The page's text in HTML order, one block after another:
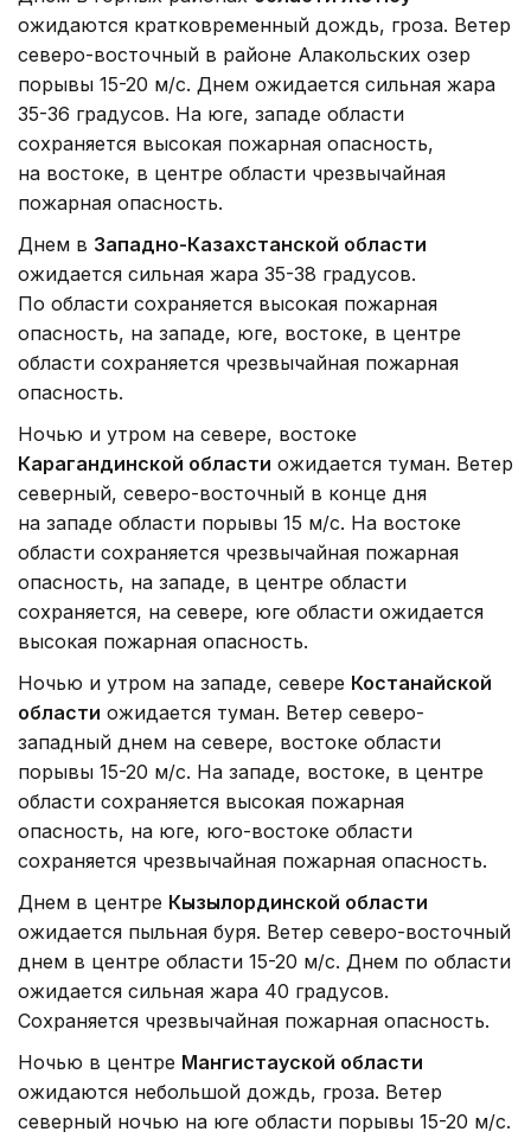
ожидаются кратковременный дождь, гроза. Ветер
северо-восточный в районе Алакольских озер
порывы 15-20 м/с. Днем ожидается сильная жара
35-36 градусов. На юге, западе области
сохраняется высокая пожарная опасность,
на востоке, в центре области чрезвычайная
пожарная опасность.
Днем в Западно-Казахстанской области
ожидается сильная жара 35-38 градусов.
По области сохраняется высокая пожарная
опасность, на западе, юге, востоке, в центре
области сохраняется чрезвычайная пожарная
опасность.
Ночью и утром на севере, востоке
Карагандинской области ожидается туман. Ветер
северный, северо-восточный в конце дня
на западе области порывы 15 м/с. На востоке
области сохраняется чрезвычайная пожарная
опасность, на западе, в центре области
сохраняется, на севере, юге области ожидается
высокая пожарная опасность.
Ночью и утром на западе, севере Костанайской
области ожидается туман. Ветер северо-
западный днем на севере, востоке области
порывы 15-20 м/с. На западе, востоке, в центре
области сохраняется высокая пожарная
опасность, на юге, юго-востоке области
сохраняется чрезвычайная пожарная опасность.
Днем в центре Кызылординской области
ожидается пыльная буря. Ветер северо-восточный
днем в центре области 15-20 м/с. Днем по области
ожидается сильная жара 40 градусов.
Сохраняется чрезвычайная пожарная опасность.
Ночью в центре Мангистауской области
ожидаются небольшой дождь, гроза. Ветер
северный ночью на юге области порывы 15-20 м/с.